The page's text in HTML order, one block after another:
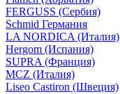
FERGUSS (Сербия)
Schmid Германия
LA NORDICA (Италия)
Hergom (Испания)
SUPRA (Франция)
MCZ (Италия)
Liseo Castiron (Швеция)